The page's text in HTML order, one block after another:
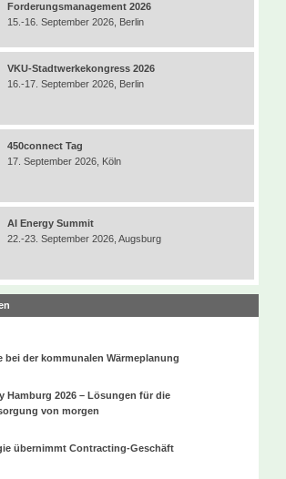
Forderungsmanagement 2026
15.-16. September 2026, Berlin
VKU-Stadtwerkekongress 2026
16.-17. September 2026, Berlin
450connect Tag
17. September 2026, Köln
AI Energy Summit
22.-23. September 2026, Augsburg
bei der kommunalen Wärmeplanung
Hamburg 2026 – Lösungen für die
von morgen
übernimmt Contracting-Geschäft